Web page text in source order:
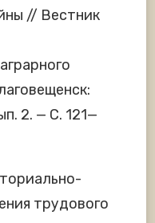
// Вестник
2. — С. 121—
трудового